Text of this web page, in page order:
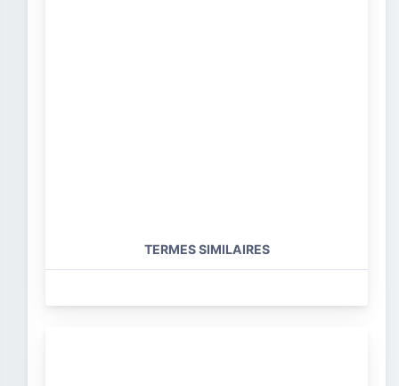
TERMES SIMILAIRES